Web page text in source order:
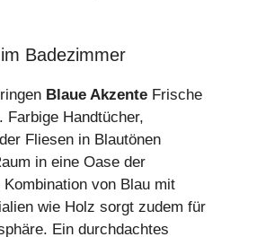
Badezimmer
Blaue Akzente Frische
Farbige Handtücher,
Fliesen in Blautönen
in eine Oase der
von Blau mit
wie Holz sorgt zudem für
Ein durchdachtes